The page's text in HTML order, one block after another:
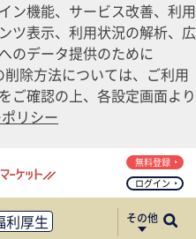
ン機能、サービス改善、利用
ツ表示、利用状況の解析、広
のデータ提供のために
除方法については、ご利用
ご確認の上、各設定画面より
リシー
ログイン
無料登録
利厚生
その他